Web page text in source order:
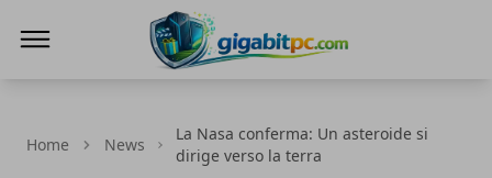
Home News
La Nasa conferma: Un asteroide si
dirige verso la terra